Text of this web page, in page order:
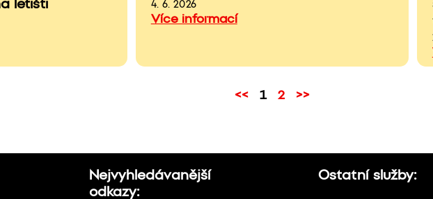
letišti
4. 6. 2026
Více informací
<< 1 2 >>
Nejvyhledávanější
odkazy:
Ostatní služby: